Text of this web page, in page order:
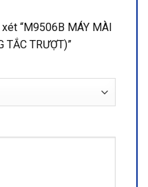
“M9506B MÁY MÀI
TRƯỢT)”